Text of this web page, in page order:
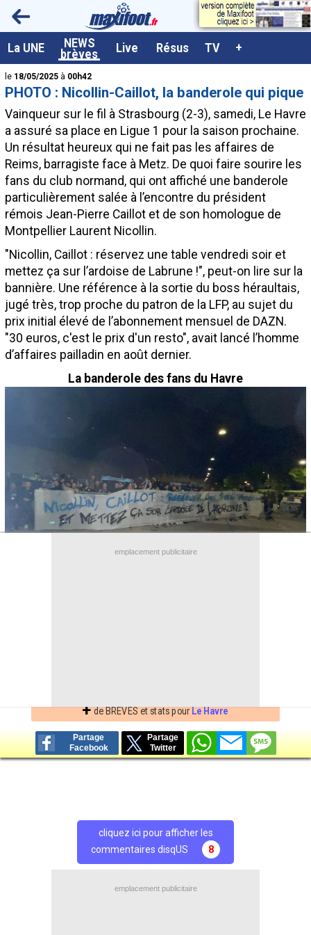
La UNE NEWS
brèves Live Résus TV +
<
le 18/05/2025 à 00h42
PHOTO : Nicollin-Caillot, la banderole qui pique
Vainqueur sur le fil à Strasbourg (2-3), samedi, Le Havre
a assuré sa place en Ligue 1 pour la saison prochaine.
Un résultat heureux qui ne fait pas les affaires de
Reims, barragiste face à Metz. De quoi faire sourire les
fans du club normand, qui ont affiché une banderole
particulièrement salée à l’encontre du président
rémois Jean-Pierre Caillot et de son homologue de
Montpellier Laurent Nicollin.
"Nicollin, Caillot : réservez une table vendredi soir et
mettez ça sur l’ardoise de Labrune !", peut-on lire sur la
bannière. Une référence à la sortie du boss héraultais,
jugé très, trop proche du patron de la LFP, au sujet du
prix initial élevé de l’abonnement mensuel de DAZN.
"30 euros, c'est le prix d'un resto", avait lancé l’homme
d’affaires pailladin en août dernier.
La banderole des fans du Havre
emplacement publicitaire
+ de BREVES et stats pourLe Havre
Partage
Facebook
Partage
Twitter
cliquez ici pour afficher les
commentaires disqUS
8
emplacement publicitaire
A la UNE
Dernières brèves
Live / Matchs en direct
Résultats et Classements
Class. buteurs européens
Programme TV foot
Vidéos
Sondages
Tableau transferts L1
Taille de la police
Paramètrages / Options
Contact / Signaler un bug
Recrutement Maxifoot
Mentions légales